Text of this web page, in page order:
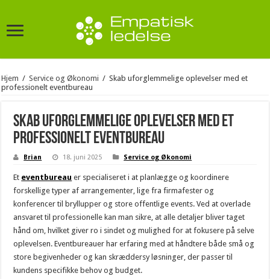
Hjem / Service og Økonomi / Skab uforglemmelige oplevelser med et
professionelt eventbureau
Skab uforglemmelige oplevelser med et
professionelt eventbureau
Brian 18. juni 2025 Service og Økonomi
Et eventbureau er specialiseret i at planlægge og koordinere
forskellige typer af arrangementer, lige fra firmafester og
konferencer til bryllupper og store offentlige events. Ved at overlade
ansvaret til professionelle kan man sikre, at alle detaljer bliver taget
hånd om, hvilket giver ro i sindet og mulighed for at fokusere på selve
oplevelsen. Eventbureauer har erfaring med at håndtere både små og
store begivenheder og kan skræddersy løsninger, der passer til
kundens specifikke behov og budget.